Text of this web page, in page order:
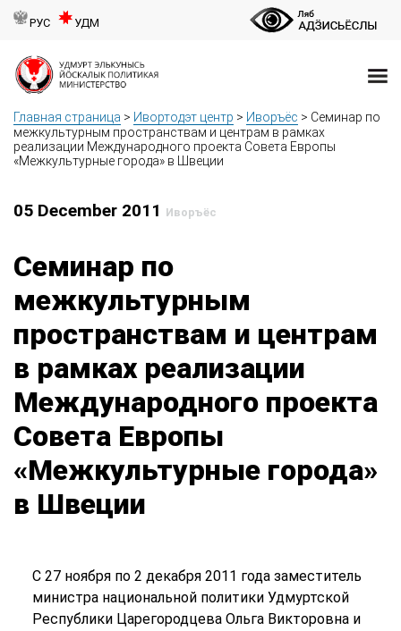
РУС УДМ
Главная страница > Ивортодэт центр > Иворъёс > Семинар по
межкультурным пространствам и центрам в рамках
реализации Международного проекта Совета Европы
«Межкультурные города» в Швеции
05 December 2011 Иворъёс
Семинар по
межкультурным
пространствам и центрам
в рамках реализации
Международного проекта
Совета Европы
«Межкультурные города»
в Швеции
С 27 ноября по 2 декабря 2011 года заместитель
министра национальной политики Удмуртской
Республики Царегородцева Ольга Викторовна и